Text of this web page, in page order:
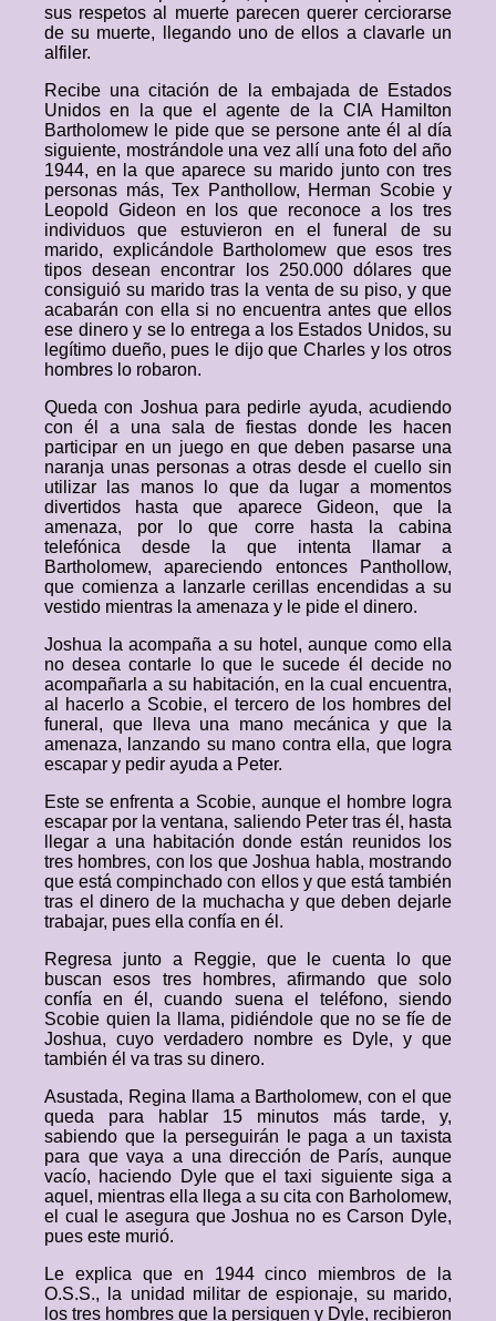
sus respetos al muerte parecen querer cerciorarse
de su muerte, llegando uno de ellos a clavarle un
alfiler.
Recibe una citación de la embajada de Estados
Unidos en la que el agente de la CIA Hamilton
Bartholomew le pide que se persone ante él al día
siguiente, mostrándole una vez allí una foto del año
1944, en la que aparece su marido junto con tres
personas más, Tex Panthollow, Herman Scobie y
Leopold Gideon en los que reconoce a los tres
individuos que estuvieron en el funeral de su
marido, explicándole Bartholomew que esos tres
tipos desean encontrar los 250.000 dólares que
consiguió su marido tras la venta de su piso, y que
acabarán con ella si no encuentra antes que ellos
ese dinero y se lo entrega a los Estados Unidos, su
legítimo dueño, pues le dijo que Charles y los otros
hombres lo robaron.
Queda con Joshua para pedirle ayuda, acudiendo
con él a una sala de fiestas donde les hacen
participar en un juego en que deben pasarse una
naranja unas personas a otras desde el cuello sin
utilizar las manos lo que da lugar a momentos
divertidos hasta que aparece Gideon, que la
amenaza, por lo que corre hasta la cabina
telefónica desde la que intenta llamar a
Bartholomew, apareciendo entonces Panthollow,
que comienza a lanzarle cerillas encendidas a su
vestido mientras la amenaza y le pide el dinero.
Joshua la acompaña a su hotel, aunque como ella
no desea contarle lo que le sucede él decide no
acompañarla a su habitación, en la cual encuentra,
al hacerlo a Scobie, el tercero de los hombres del
funeral, que lleva una mano mecánica y que la
amenaza, lanzando su mano contra ella, que logra
escapar y pedir ayuda a Peter.
Este se enfrenta a Scobie, aunque el hombre logra
escapar por la ventana, saliendo Peter tras él, hasta
llegar a una habitación donde están reunidos los
tres hombres, con los que Joshua habla, mostrando
que está compinchado con ellos y que está también
tras el dinero de la muchacha y que deben dejarle
trabajar, pues ella confía en él.
Regresa junto a Reggie, que le cuenta lo que
buscan esos tres hombres, afirmando que solo
confía en él, cuando suena el teléfono, siendo
Scobie quien la llama, pidiéndole que no se fíe de
Joshua, cuyo verdadero nombre es Dyle, y que
también él va tras su dinero.
Asustada, Regina llama a Bartholomew, con el que
queda para hablar 15 minutos más tarde, y,
sabiendo que la perseguirán le paga a un taxista
para que vaya a una dirección de París, aunque
vacío, haciendo Dyle que el taxi siguiente siga a
aquel, mientras ella llega a su cita con Barholomew,
el cual le asegura que Joshua no es Carson Dyle,
pues este murió.
Le explica que en 1944 cinco miembros de la
O.S.S., la unidad militar de espionaje, su marido,
los tres hombres que la persiguen y Dyle, recibieron